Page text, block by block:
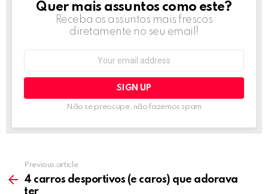
NEWSLETTER
Quer mais assuntos como este?
Receba os assuntos mais frescos
diretamente no seu email!
Não se preocupe, não fazemos spam
more
Previous article
4 carros desportivos (e caros) que adorava
ter